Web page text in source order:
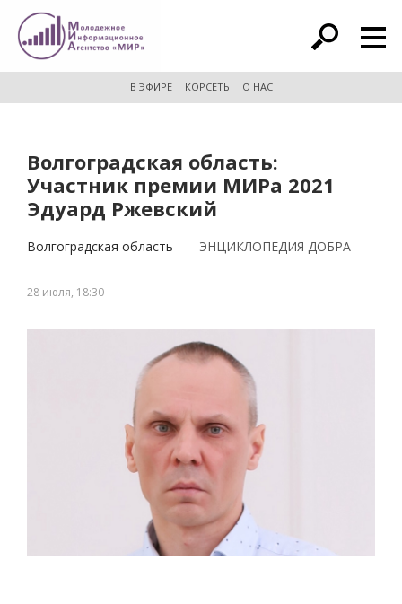
расширенный поиск
В ЭФИРЕ КОРСЕТЬ О НАС
Волгоградская область:
Участник премии МИРа 2021
Эдуард Ржевский
Волгоградская область ЭНЦИКЛОПЕДИЯ ДОБРА
28 июля, 18:30